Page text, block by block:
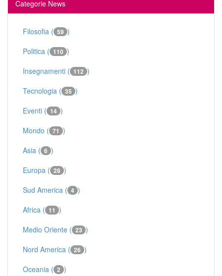
Categorie News
Filosofia ( 59 )
Politica ( 110 )
Insegnamenti ( 112 )
Tecnologia ( 35 )
Eventi ( 14 )
Mondo ( 71 )
Asia ( 6 )
Europa ( 28 )
Sud America ( 4 )
Africa ( 11 )
Medio Oriente ( 23 )
Nord America ( 26 )
Oceania ( 2 )